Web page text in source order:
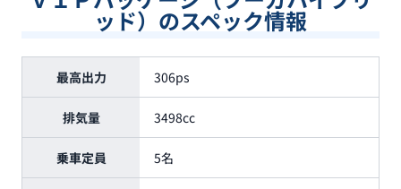
ッド）のスペック情報
最高出力 306ps
排気量 3498cc
乗車定員 5名